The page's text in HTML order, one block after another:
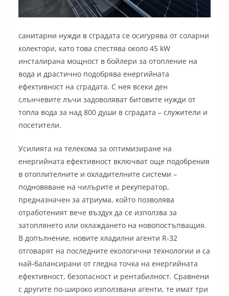
санитарни нужди в сградата се осигурява от соларни
колектори, като това спестява около 45 kW
инсталирана мощност в бойлери за отопление на
вода и драстично подобрява енергийната
ефективност на сградата. С нея всеки ден
слънчевите лъчи задоволяват битовите нужди от
топла вода за над 800 души в сградата – служители и
посетители.
Усилията на телекома за оптимизиране на
енергийната ефективност включват още подобрения
в отоплителните и охладителните системи –
подновяване на чилърите и рекуператор,
предназначен за атриума, който позволява
отработеният вече въздух да се използва за
затоплянето или охлаждането на новопостъпващия.
В допълнение, новите хладилни агенти R-32
отговарят на последните екологични технологии и са
най-балансирани от гледна точка на енергийната
ефективност, безопасност и рентабилност. Сравнени
с другите по-широко използвани агенти, те имат три